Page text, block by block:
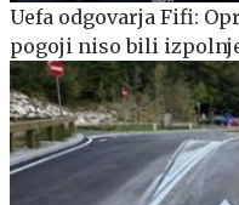
Uefa odgovarja Fifi:
pogoji niso bili